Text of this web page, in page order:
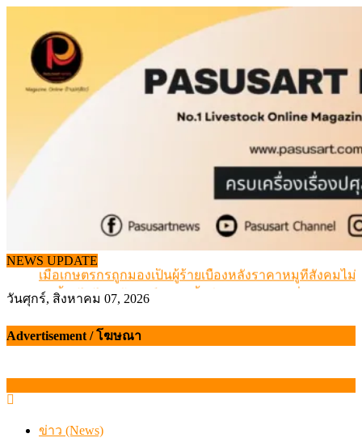
content
NEWS UPDATE
สกัดลักลอบนำเข้าเอ็นโคแช่แข็งกว่า 12.6 ตัน สมุทรสาคร
เมื่อเกษตรกรถูกมองเป็นผู้ร้ายเบื้องหลังราคาหมูที่สังคมไม่
สุดอั้น! ไข่ไก่หน้าฟาร์มปรับขึ้นอีก 6 บาท/แผง เริ่ม 7 ส.ค.69
เดินหน้าดัน “ราคากลางโคเนื้อ” แก้ปัญหาราคาโคเนื้อตก
วันศุกร์, สิงหาคม 07, 2026
Advertisement / โฆษณา
ข่าว (News)